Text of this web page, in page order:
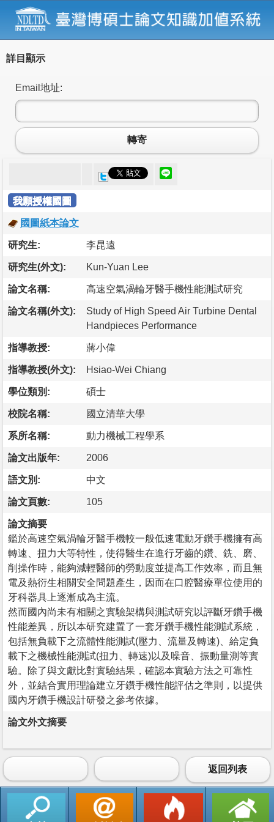
詳目顯示
Email地址:
轉寄
我願授權國圖
國圖紙本論文
研究生: 李昆遠
研究生(外文): Kun-Yuan Lee
論文名稱: 高速空氣渦輪牙醫手機性能測試研究
論文名稱(外文):
Study of High Speed Air Turbine Dental
Handpieces Performance
指導教授: 蔣小偉
指導教授(外文): Hsiao-Wei Chiang
學位類別: 碩士
校院名稱: 國立清華大學
系所名稱: 動力機械工程學系
論文出版年: 2006
語文別: 中文
論文頁數: 105
論文摘要
鑑於高速空氣渦輪牙醫手機較一般低速電動牙鑽手機擁有高
轉速、扭力大等特性，使得醫生在進行牙齒的鑽、銑、磨、
削操作時，能夠減輕醫師的勞動度並提高工作效率，而且無
電及熱衍生相關安全問題產生，因而在口腔醫療單位使用的
牙科器具上逐漸成為主流。
然而國內尚未有相關之實驗架構與測試研究以評斷牙鑽手機
性能差異，所以本研究建置了一套牙鑽手機性能測試系統，
包括無負載下之流體性能測試(壓力、流量及轉速)、給定負
載下之機械性能測試(扭力、轉速)以及噪音、振動量測等實
驗。除了與文獻比對實驗結果，確認本實驗方法之可靠性
外，並結合實用理論建立牙鑽手機性能評估之準則，以提供
國內牙鑽手機設計研發之參考依據。
論文外文摘要
返回列表